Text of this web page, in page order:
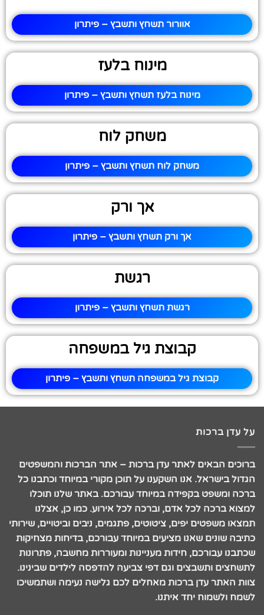
אוורור תשחץ ותשבץ – פיתרון
מינוח בלעז
מינוח בלעז תשחץ ותשבץ – פיתרון
משחק לוח
משחק לוח תשחץ ותשבץ – פיתרון
אך ורק
אך ורק תשחץ ותשבץ – פיתרון
רגשת
רגשת תשחץ ותשבץ – פיתרון
קבוצת גיל במשפחה
קבוצת גיל במשפחה תשחץ ותשבץ – פיתרון
על עדן ברכות
ברוכים הבאים לאתר עדן ברכות – אתר הברכות והמשפטים
הגדול בישראל. אנו השקענו על תוכן מקורי במיוחד וכתבנו כל
ברכה ומשפט בקפידה במיוחד עבורכם. באתר שלנו תוכלו
למצוא ברכה לכל אדם, וברכה לכל אירוע. כמו כן, אצלנו
תמצאו משפטים יפים, ציטוטים, פתגמים, ניבים וביטויים, שירותי
כתיבה שונים שאנו מציעים במיוחד עבורכם, בדיחות מצחיקות
שכתבנו עבורכם, חידות מעניינות ומעוררות מחשבה, פתרונות
לתשחצים ותשבצים וגם דפי צביעה להדפסה לילדים שבינינו.
צוות האתר עדן ברכות מאחלים לכם גלישה נעימה ושתמשיכו
לשמח ולשמוח יחד איתנו.